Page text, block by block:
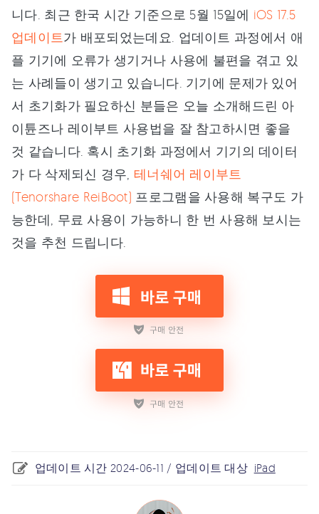
니다. 최근 한국 시간 기준으로 5월 15일에 iOS 17.5
업데이트가 배포되었는데요. 업데이트 과정에서 애
플 기기에 오류가 생기거나 사용에 불편을 겪고 있
는 사례들이 생기고 있습니다. 기기에 문제가 있어
서 초기화가 필요하신 분들은 오늘 소개해드린 아
이튠즈나 레이부트 사용법을 잘 참고하시면 좋을
것 같습니다. 혹시 초기화 과정에서 기기의 데이터
가 다 삭제되신 경우, 테너쉐어 레이부트
(Tenorshare ReiBoot) 프로그램을 사용해 복구도 가
능한데, 무료 사용이 가능하니 한 번 사용해 보시는
것을 추천 드립니다.
업데이트 시간 2024-06-11 / 업데이트 대상 iPad